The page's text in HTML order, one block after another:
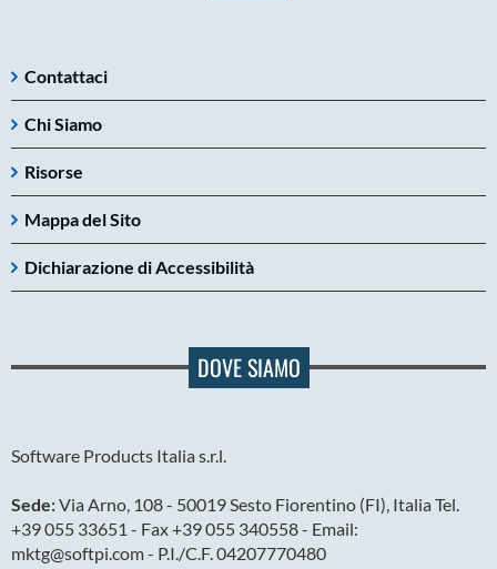
Contattaci
Chi Siamo
Risorse
Mappa del Sito
Dichiarazione di Accessibilità
DOVE SIAMO
Software Products Italia s.r.l.
Sede:Via Arno, 108 - 50019 Sesto Fiorentino (FI), Italia Tel.
+39 055 33651 - Fax +39 055 340558 - Email:
mktg@softpi.com - P.I./C.F. 04207770480